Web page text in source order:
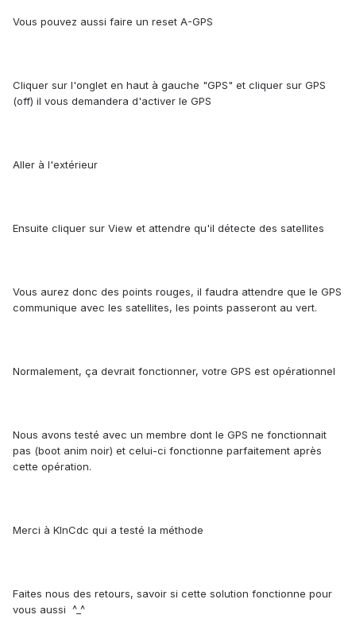
Vous pouvez aussi faire un reset A-GPS
Cliquer sur l'onglet en haut à gauche "GPS" et cliquer sur GPS
(off) il vous demandera d'activer le GPS
Aller à l'extérieur
Ensuite cliquer sur View et attendre qu'il détecte des satellites
Vous aurez donc des points rouges, il faudra attendre que le GPS
communique avec les satellites, les points passeront au vert.
Normalement, ça devrait fonctionner, votre GPS est opérationnel
Nous avons testé avec un membre dont le GPS ne fonctionnait
pas (boot anim noir) et celui-ci fonctionne parfaitement après
cette opération.
Merci à KlnCdc qui a testé la méthode
Faites nous des retours, savoir si cette solution fonctionne pour
vous aussi ^_^